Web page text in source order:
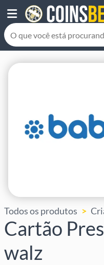
Todos os produtos
Cartão
walz